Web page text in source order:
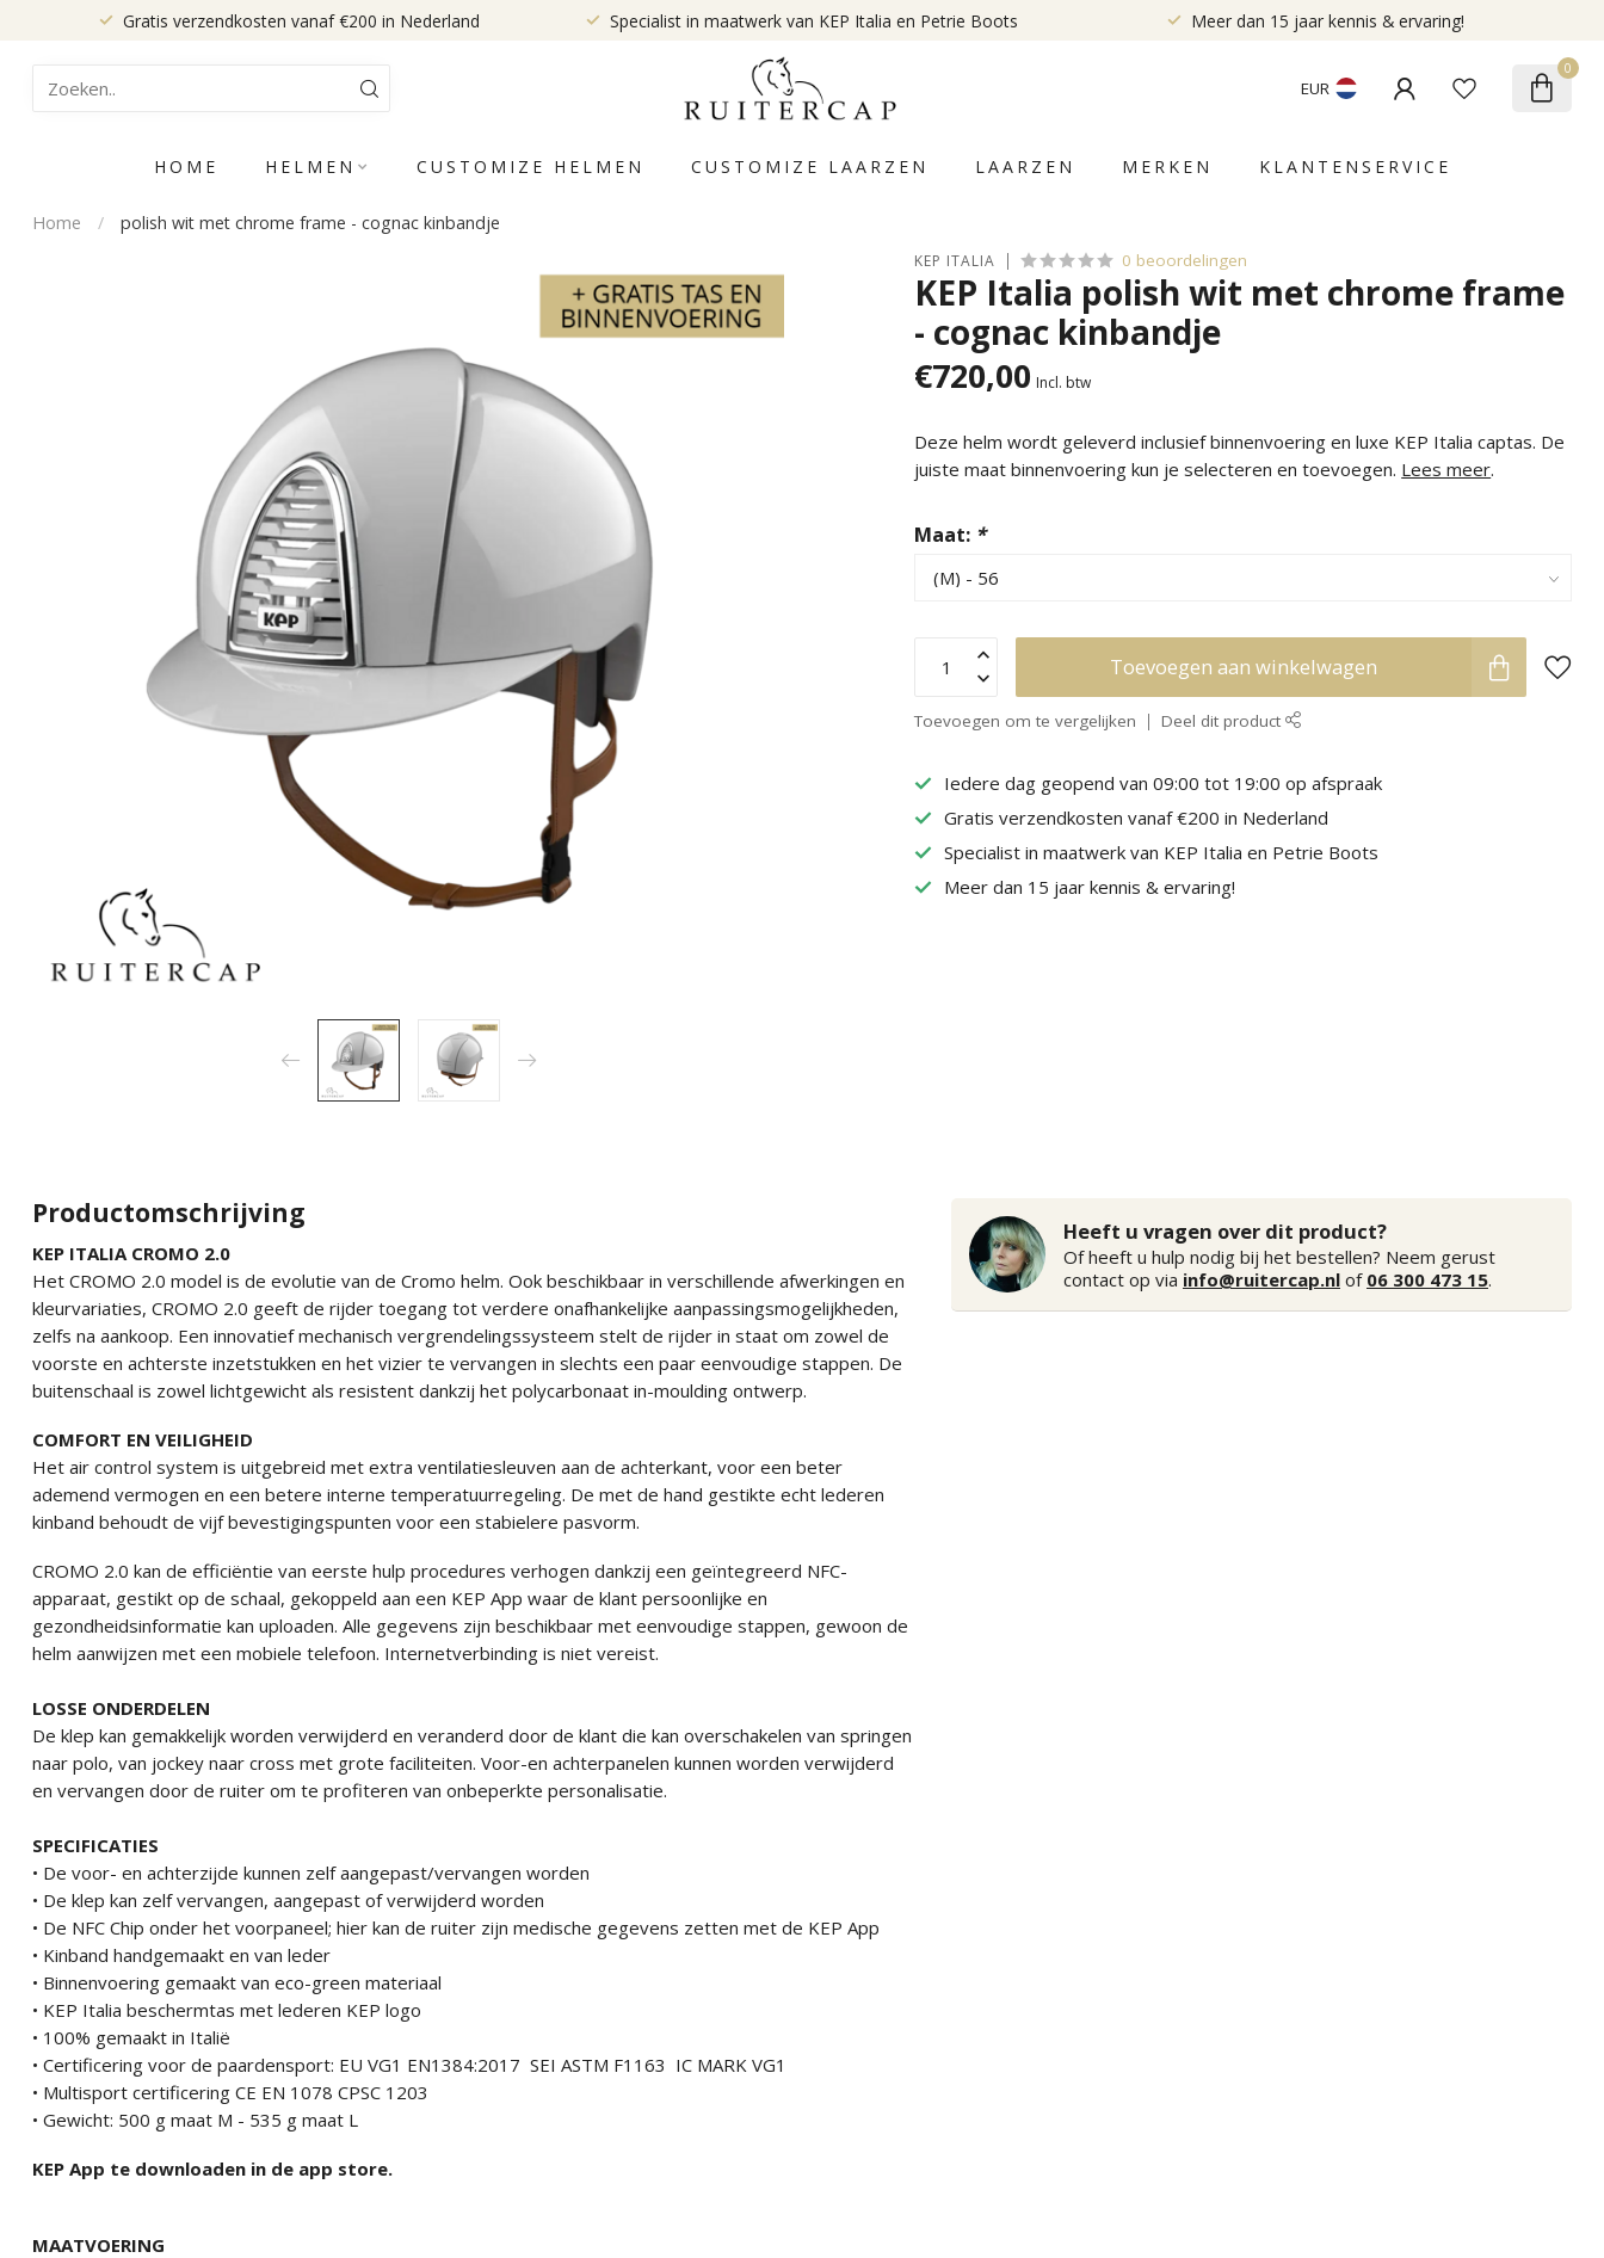
Gratis verzendkosten vanaf €200 in Nederland Specialist in maatwerk van KEP Italia en Petrie Boots Meer dan 15 jaar kennis & ervaring!
EUR
0
HOME HELMEN CUSTOMIZE HELMEN CUSTOMIZE LAARZEN LAARZEN MERKEN KLANTENSERVICE
Home / polish wit met chrome frame - cognac kinbandje
KEP ITALIA 0 beoordelingen
KEP Italia polish wit met chrome frame
- cognac kinbandje
€720,00 Incl. btw
Deze helm wordt geleverd inclusief binnenvoering en luxe KEP Italia captas. De
juiste maat binnenvoering kun je selecteren en toevoegen. Lees meer.
Maat: *
Toevoegen aan winkelwagen
Toevoegen om te vergelijken Deel dit product
Iedere dag geopend van 09:00 tot 19:00 op afspraak
Gratis verzendkosten vanaf €200 in Nederland
Specialist in maatwerk van KEP Italia en Petrie Boots
Meer dan 15 jaar kennis & ervaring!
Productomschrijving
KEP ITALIA CROMO 2.0
Het CROMO 2.0 model is de evolutie van de Cromo helm. Ook beschikbaar in verschillende afwerkingen en
kleurvariaties, CROMO 2.0 geeft de rijder toegang tot verdere onafhankelijke aanpassingsmogelijkheden,
zelfs na aankoop. Een innovatief mechanisch vergrendelingssysteem stelt de rijder in staat om zowel de
voorste en achterste inzetstukken en het vizier te vervangen in slechts een paar eenvoudige stappen. De
buitenschaal is zowel lichtgewicht als resistent dankzij het polycarbonaat in-moulding ontwerp.
COMFORT EN VEILIGHEID
Het air control system is uitgebreid met extra ventilatiesleuven aan de achterkant, voor een beter
ademend vermogen en een betere interne temperatuurregeling. De met de hand gestikte echt lederen
kinband behoudt de vijf bevestigingspunten voor een stabielere pasvorm.
CROMO 2.0 kan de efficiëntie van eerste hulp procedures verhogen dankzij een geïntegreerd NFC-
apparaat, gestikt op de schaal, gekoppeld aan een KEP App waar de klant persoonlijke en
gezondheidsinformatie kan uploaden. Alle gegevens zijn beschikbaar met eenvoudige stappen, gewoon de
helm aanwijzen met een mobiele telefoon. Internetverbinding is niet vereist.
LOSSE ONDERDELEN
De klep kan gemakkelijk worden verwijderd en veranderd door de klant die kan overschakelen van springen
naar polo, van jockey naar cross met grote faciliteiten. Voor-en achterpanelen kunnen worden verwijderd
en vervangen door de ruiter om te profiteren van onbeperkte personalisatie.
SPECIFICATIES
• De voor- en achterzijde kunnen zelf aangepast/vervangen worden
• De klep kan zelf vervangen, aangepast of verwijderd worden
• De NFC Chip onder het voorpaneel; hier kan de ruiter zijn medische gegevens zetten met de KEP App
• Kinband handgemaakt en van leder
• Binnenvoering gemaakt van eco-green materiaal
• KEP Italia beschermtas met lederen KEP logo
• 100% gemaakt in Italië
• Certificering voor de paardensport: EU VG1 EN1384:2017 SEI ASTM F1163 IC MARK VG1
• Multisport certificering CE EN 1078 CPSC 1203
• Gewicht: 500 g maat M - 535 g maat L
KEP App te downloaden in de app store.
MAATVOERING
Heeft u vragen over dit product?
Of heeft u hulp nodig bij het bestellen? Neem gerust
contact op via info@ruitercap.nl of 06 300 473 15.